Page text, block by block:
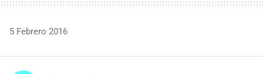
5 Febrero 2016